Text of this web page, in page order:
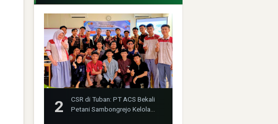
CSR di Tuban: PT ACS Bekali
Petani Sambongrejo Kelola